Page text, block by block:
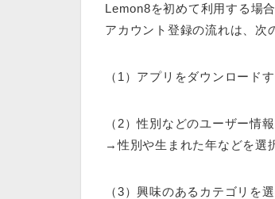
Lemon8を初めて利用する場
アカウント登録の流れは、次
（1）アプリをダウンロード
（2）性別などのユーザー情
→性別や生まれた年などを選
（3）興味のあるカテゴリを